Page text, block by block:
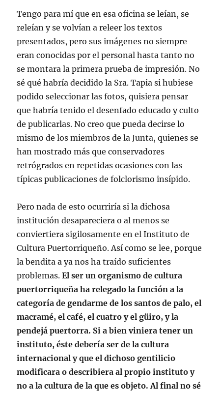
Tengo para mí que en esa oficina se leían, se
releían y se volvían a releer los textos
presentados, pero sus imágenes no siempre
eran conocidas por el personal hasta tanto no
se montara la primera prueba de impresión. No
sé qué habría decidido la Sra. Tapia si hubiese
podido seleccionar las fotos, quisiera pensar
que habría tenido el desenfado educado y culto
de publicarlas. No creo que pueda decirse lo
mismo de los miembros de la Junta, quienes se
han mostrado más que conservadores
retrógrados en repetidas ocasiones con las
típicas publicaciones de folclorismo insípido.
Pero nada de esto ocurriría si la dichosa
institución desapareciera o al menos se
conviertiera sigilosamente en el Instituto de
Cultura Puertorriqueño. Así como se lee, porque
la bendita a ya nos ha traído suficientes
problemas.El ser un organismo de cultura
puertorriqueña ha relegado la función a la
categoría de gendarme de los santos de palo, el
macramé, el café, el cuatro y el güiro, y la
pendejá puertorra. Si a bien viniera tener un
instituto, éste debería ser de la cultura
internacional y que el dichoso gentilicio
modificara o describiera al propio instituto y
no a la cultura de la que es objeto. Al final no sé